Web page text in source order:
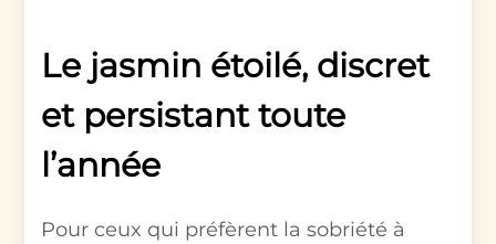
Le jasmin étoilé, discret
et persistant toute
l’année
Pour ceux qui préfèrent la sobriété à